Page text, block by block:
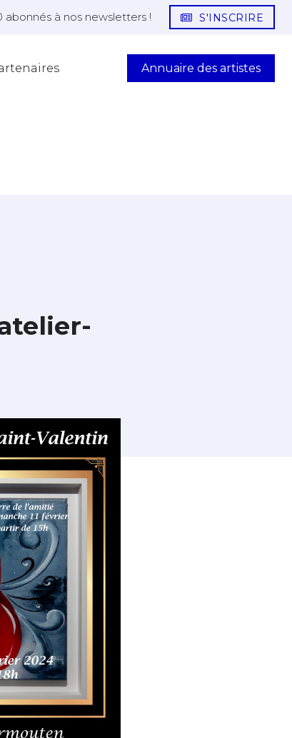
abonnés à nos newsletters ! S'INSCRIRE
Annuaire des artistes